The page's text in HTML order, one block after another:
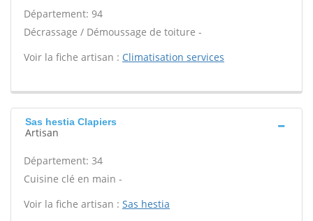
Département: 94
Décrassage / Démoussage de toiture -
Voir la fiche artisan : Climatisation services
Sas hestia Clapiers
Artisan
Département: 34
Cuisine clé en main -
Voir la fiche artisan : Sas hestia